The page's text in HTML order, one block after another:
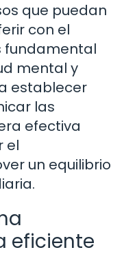
que puedan
con el
fundamental
mental y
establecer
las
efectiva
el
un equilibrio
eficiente